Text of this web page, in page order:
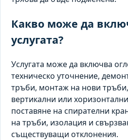
Какво може да
услугата?
Услугата може да включва
техническо уточнение,
тръби, монтаж на нови
вертикални или
поставяне на спирателни
на тръби, изолация и
съществуващи отклонения.